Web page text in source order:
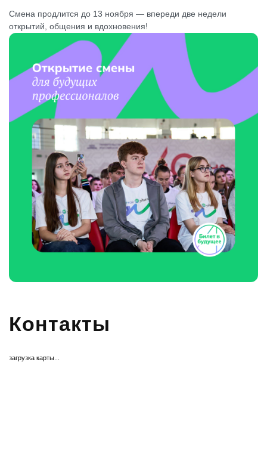
Смена продлится до 13 ноября — впереди две недели
открытий, общения и вдохновения!
Контакты
загрузка карты...